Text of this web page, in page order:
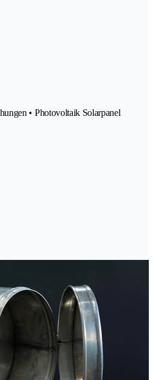
• Photovoltaik Solarpanel